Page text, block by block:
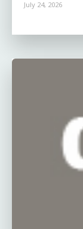
July 24, 2026